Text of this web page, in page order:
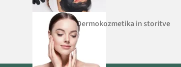
Dermokozmetika in storitve